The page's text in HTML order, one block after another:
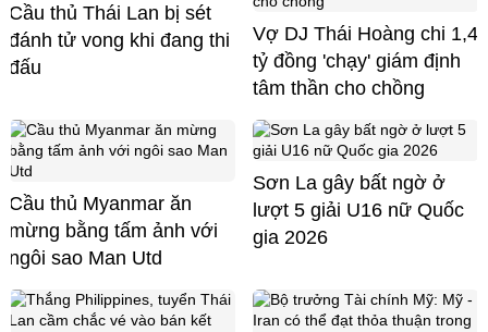
Cầu thủ Thái Lan bị sét
đánh tử vong khi đang thi
đấu
Vợ DJ Thái Hoàng chi 1,4
tỷ đồng 'chạy' giám định
tâm thần cho chồng
Cầu thủ Myanmar ăn
mừng bằng tấm ảnh với
ngôi sao Man Utd
Sơn La gây bất ngờ ở
lượt 5 giải U16 nữ Quốc
gia 2026